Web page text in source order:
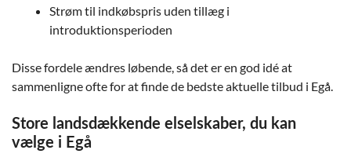
Strøm til indkøbspris uden tillæg i
introduktionsperioden
Disse fordele ændres løbende, så det er en god idé at
sammenligne ofte for at finde de bedste aktuelle tilbud i Egå.
Store landsdækkende elselskaber, du kan
vælge i Egå